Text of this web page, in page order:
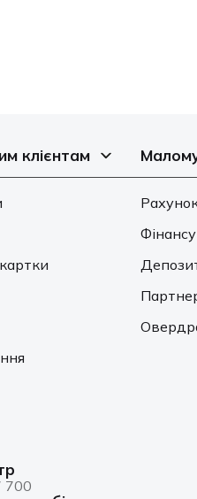
клієнтам
700